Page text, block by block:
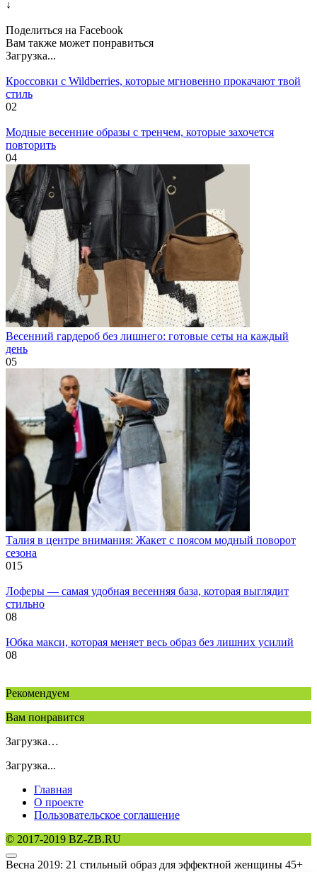
↓
Поделиться на Facebook
Вам также может понравиться
Загрузка...
Кроссовки с Wildberries, которые мгновенно прокачают твой
стиль
02
Модные весенние образы с тренчем, которые захочется
повторить
04
Весенний гардероб без лишнего: готовые сеты на каждый
день
05
Талия в центре внимания: Жакет с поясом модный поворот
сезона
015
Лоферы — самая удобная весенняя база, которая выглядит
стильно
08
Юбка макси, которая меняет весь образ без лишних усилий
08
Рекомендуем
Вам понравится
Загрузка…
Загрузка...
Главная
О проекте
Пользовательское соглашение
© 2017-2019 BZ-ZB.RU
Весна 2019: 21 стильный образ для эффектной женщины 45+